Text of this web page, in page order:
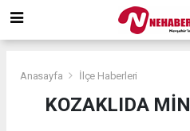
Anasayfa İlçe Haberleri
KOZAKLIDA